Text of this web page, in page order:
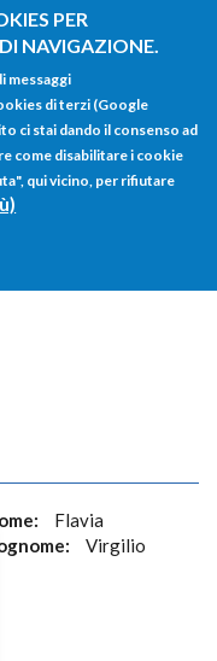
PER
NAVIGAZIONE.
messaggi
di terzi (Google
ci stai dando il consenso ad
come disabilitare i cookie
qui vicino, per rifiutare
Flavia
Virgilio